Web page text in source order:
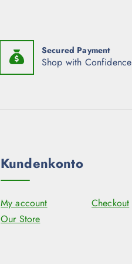
Secured Payment
Shop with Confidence
Kundenkonto
My account
Checkout
Our Store